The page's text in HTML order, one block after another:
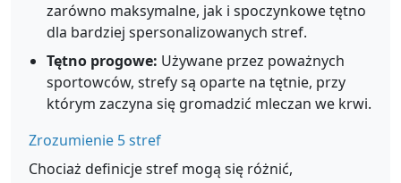
zarówno maksymalne, jak i spoczynkowe tętno
dla bardziej spersonalizowanych stref.
Tętno progowe: Używane przez poważnych
sportowców, strefy są oparte na tętnie, przy
którym zaczyna się gromadzić mleczan we krwi.
Zrozumienie 5 stref
Chociaż definicje stref mogą się różnić,